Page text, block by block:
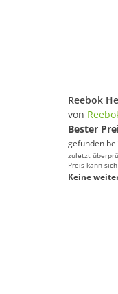
von
Bester
gefunden bei
zuletzt
Preis kann
Keine